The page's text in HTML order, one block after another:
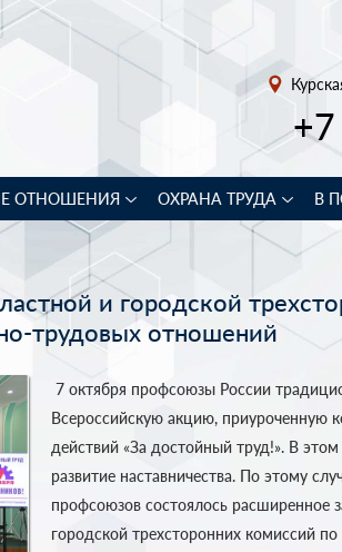
ОТНОШЕНИЯ ОХРАНА ТРУДА В
и городской
трудовых отношений
7 октября профсоюзы России
Всероссийскую акцию, приуроченную
действий «За достойный труд!». В
развитие наставничества. По этому
профсоюзов состоялось расширенное
городской трехсторонних комиссий